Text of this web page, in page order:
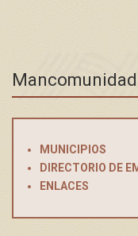
Mancomunidad
MUNICIPIOS
DIRECTORIO DE
ENLACES